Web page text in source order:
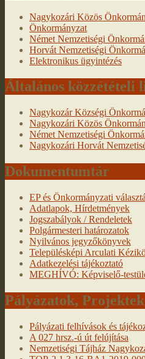
Nagykozári Közös
Önkormányzat
Német Nemzetiségi
Horvát Nemzetiségi
Elektronikus ügyintézés
Általános közzétételi
Nagykozár Községi
Nagykozári Közös
Német Nemzetiségi
Nagykozári Horvát
Dokumentumtár
EP és Önkormányzati
Adatlapok, Hírdetmények
Jogszabályok / Rendeletek
Polgármesteri határozatok
Nyilvános jegyzőkönyvek
Településképi Arculati
Adatkezelési tájékoztató
MEGHÍVÓ: Képviselő-
Pályázatok, Projektek
Pályázati felhívások és
A 027 hrsz.-ú út felújítása
Nemzetiségi Tájház